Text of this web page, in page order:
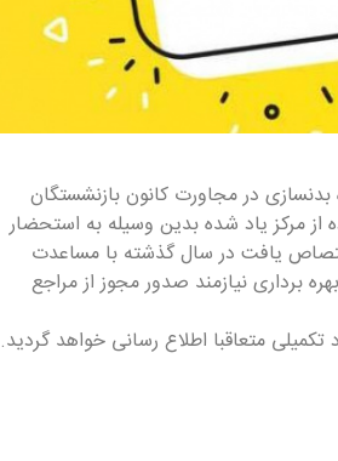
در مجاورت کانون بازنشستگان
مرکز یاد شده بدین وسیله به استحضار
یافت در سال گذشته با مساعدت
برداری نیازمند صدور مجوز از مراجع
متعاقبا اطلاع رسانی خواهد گردید.